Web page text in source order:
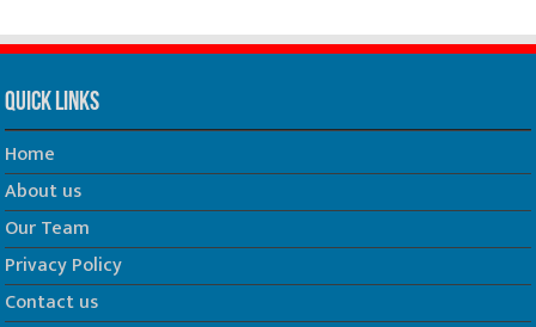
Quick Links
Home
About us
Our Team
Privacy Policy
Contact us